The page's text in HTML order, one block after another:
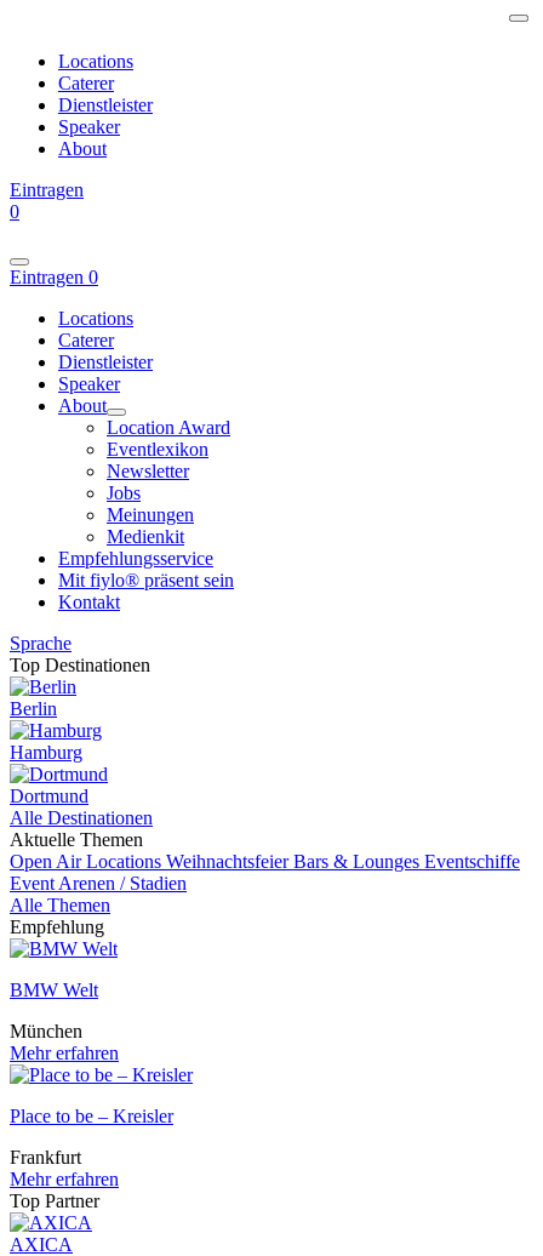
Locations
Caterer
Dienstleister
Speaker
About
Eintragen
0
Eintragen 0
Locations
Caterer
Dienstleister
Speaker
About
Location Award
Eventlexikon
Newsletter
Jobs
Meinungen
Medienkit
Empfehlungsservice
Mit fiylo® präsent sein
Kontakt
Sprache
Top Destinationen
Berlin
Hamburg
Dortmund
Alle Destinationen
Aktuelle Themen
Open Air Locations WeihnachtsfeierBars & Lounges Eventschiffe
Event Arenen / Stadien
Alle Themen
Empfehlung
BMW Welt
München
Mehr erfahren
Place to be – Kreisler
Frankfurt
Mehr erfahren
Top Partner
AXICA